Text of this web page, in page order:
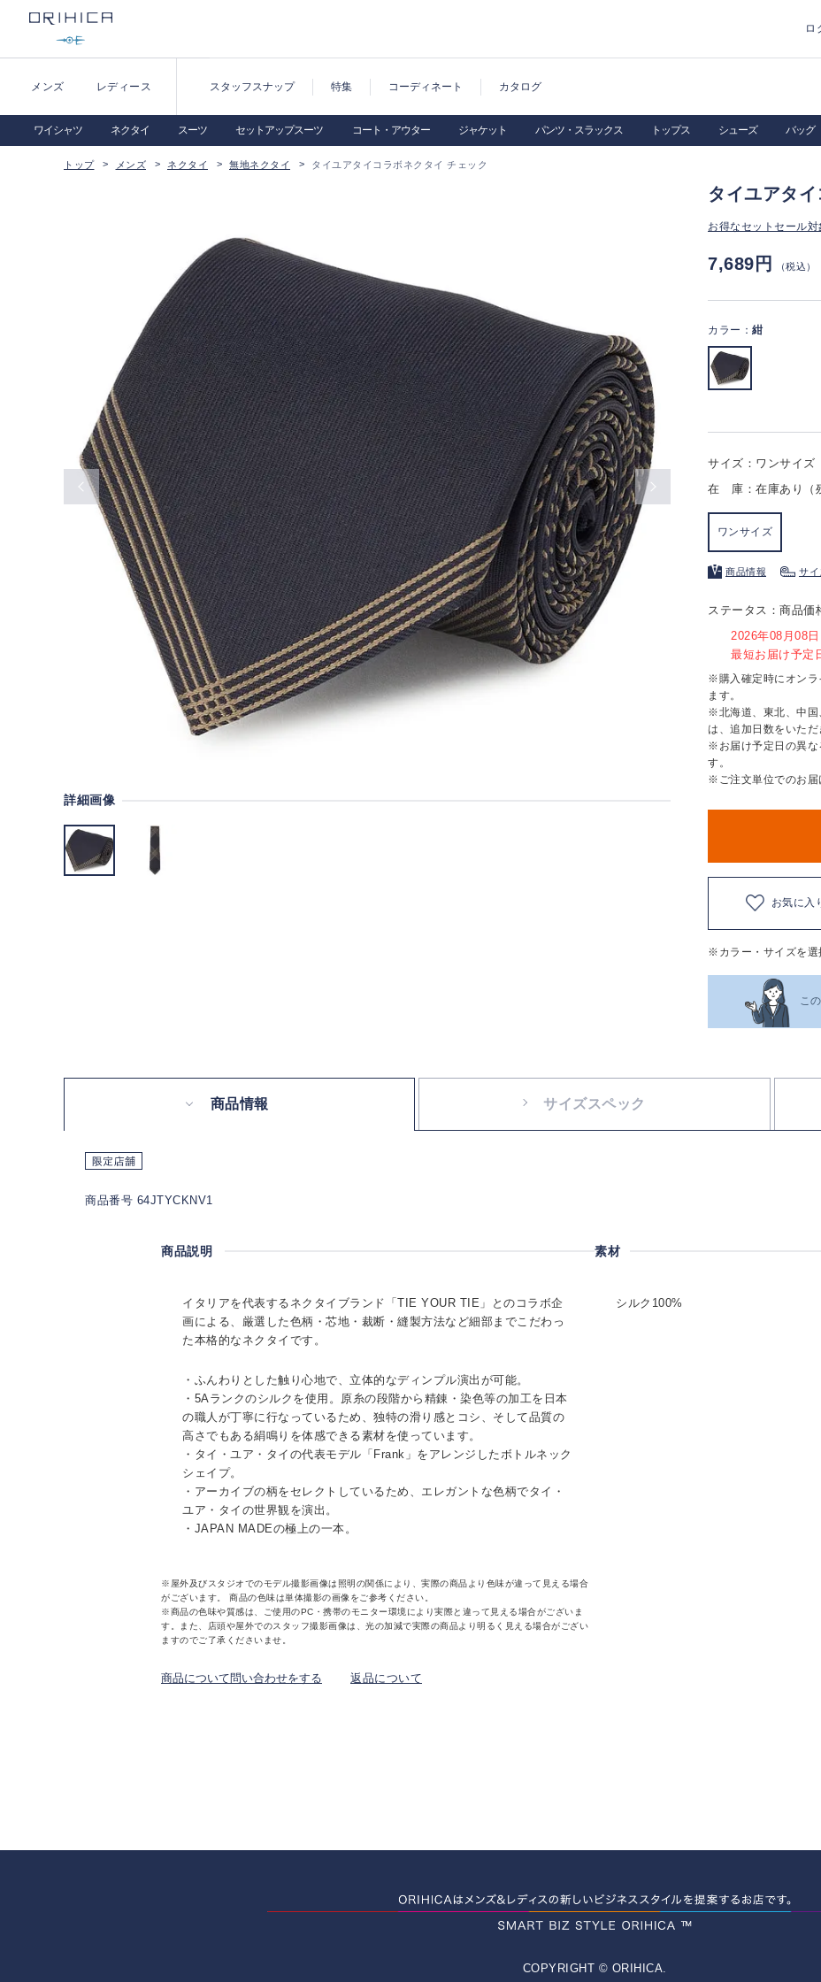
ロ
メンズ レディース スタッフスナップ 特集 コーディネート カタログ
ワイシャツ ネクタイ スーツ セットアップスーツ コート・アウター ジャケット パンツ・スラックス トップス シューズ バッグ
トップ メンズ ネクタイ 無地ネクタイ タイユアタイコラボネクタイ チェック
詳細画像
タイユアタ
お得なセットセール対
7,689円 （税込）
カラー： 紺
サイズ：ワンサイズ
在 庫：在庫あり（
ワンサイズ
商品情報 サイ
ステータス：商品価
2026年08月08
最短お届け予定
※購入確定時にオンラ
ます。
※北海道、東北、中国
は、追加日数をいただ
※お届け予定日の異な
す。
※ご注文単位でのお届
お気に入
※カラー・サイズを選
こ
商品情報 サイズスペック
商品番号 64JTYCKNV1
商品説明
イタリアを代表するネクタイブランド「TIE YOUR TIE」とのコラボ企
画による、厳選した色柄・芯地・裁断・縫製方法など細部までこだわっ
た本格的なネクタイです。
・ふんわりとした触り心地で、立体的なディンプル演出が可能。
・5Aランクのシルクを使用。原糸の段階から精錬・染色等の加工を日本
の職人が丁寧に行なっているため、独特の滑り感とコシ、そして品質の
高さでもある絹鳴りを体感できる素材を使っています。
・タイ・ユア・タイの代表モデル「Frank」をアレンジしたボトルネック
シェイプ。
・アーカイブの柄をセレクトしているため、エレガントな色柄でタイ・
ユア・タイの世界観を演出。
・JAPAN MADEの極上の一本。
※屋外及びスタジオでのモデル撮影画像は照明の関係により、実際の商品より色味が違って見える場合
がございます。 商品の色味は単体撮影の画像をご参考ください。
※商品の色味や質感は、ご使用のPC・携帯のモニター環境により実際と違って見える場合がございま
す。また、店頭や屋外でのスタッフ撮影画像は、光の加減で実際の商品より明るく見える場合がござい
ますのでご了承くださいませ。
商品について問い合わせをする 返品について
素材
シルク100%
COPYRIGHT © ORIHICA.